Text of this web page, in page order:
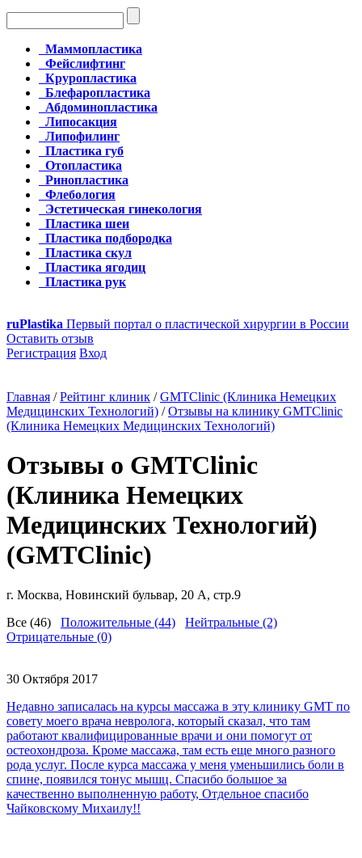
Маммопластика
Фейслифтинг
Круропластика
Блефаропластика
Абдоминопластика
Липосакция
Липофилинг
Пластика губ
Отопластика
Ринопластика
Флебология
Эстетическая гинекология
Пластика шеи
Пластика подбородка
Пластика скул
Пластика ягодиц
Пластика рук
ruPlastika Первый портал о пластической хирургии в России
Оставить отзыв
Регистрация Вход
Главная / Рейтинг клиник / GMTClinic (Клиника Немецких
Медицинских Технологий) / Отзывы на клинику GMTClinic
(Клиника Немецких Медицинских Технологий)
Отзывы о GMTClinic
(Клиника Немецких
Медицинских Технологий)
(GMTClinic)
г. Москва, Новинский бульвар, 20 А, стр.9
Все (46) Положительные (44)
Нейтральные (2)
Отрицательные (0)
30 Октября 2017
Недавно записалась на курсы массажа в эту клинику GMT по
совету моего врача невролога, который сказал, что там
работают квалифицированные врачи и они помогут от
остеохондроза. Кроме массажа, там есть еще много разного
рода услуг. После курса массажа у меня уменьшились боли в
спине, появился тонус мышц. Спасибо большое за
качественно выполненную работу, Отдельное спасибо
Чайковскому Михаилу!!